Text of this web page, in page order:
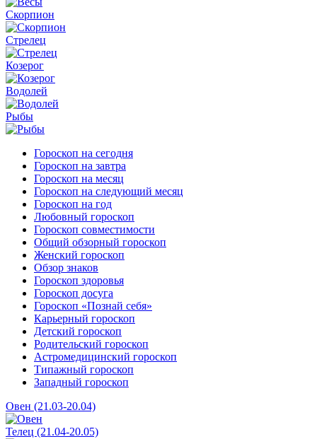
Скорпион
Стрелец
Козерог
Водолей
Рыбы
Гороскоп на сегодня
Гороскоп на завтра
Гороскоп на месяц
Гороскоп на следующий месяц
Гороскоп на год
Любовный гороскоп
Гороскоп совместимости
Общий обзорный гороскоп
Женский гороскоп
Обзор знаков
Гороскоп здоровья
Гороскоп досуга
Гороскоп «Познай себя»
Карьерный гороскоп
Детский гороскоп
Родительский гороскоп
Астромедицинский гороскоп
Типажный гороскоп
Западный гороскоп
Овен (21.03-20.04)
Телец (21.04-20.05)